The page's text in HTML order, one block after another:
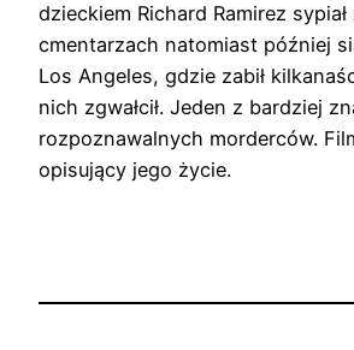
dzieckiem Richard Ramirez sypiał
cmentarzach natomiast później
Los Angeles, gdzie zabił
nich zgwałcił. Jeden z bardziej
rozpoznawalnych morderców.
opisujący jego życie.